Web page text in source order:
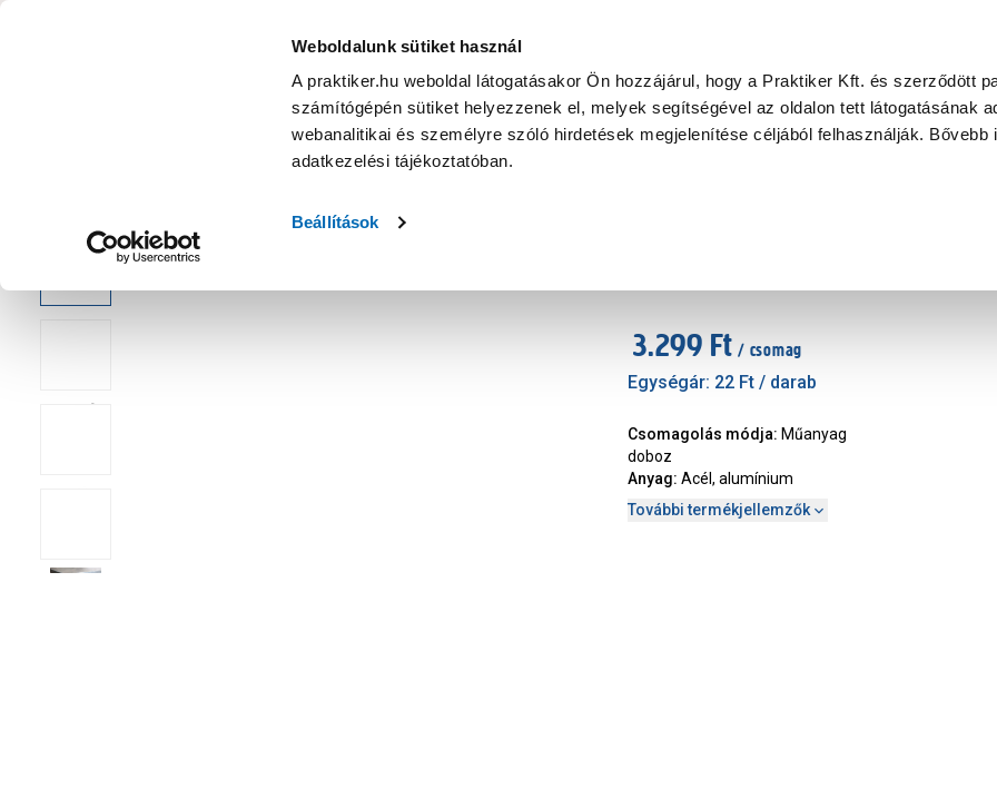
Weboldalunk sütiket használ
A praktiker.hu weboldal látogatásakor Ön hozzájárul, hogy a Praktiker Kft. és szerződött
számítógépén sütiket helyezzenek el, melyek segítségével az oldalon tett látogatásának
webanalitikai és személyre szóló hirdetések megjelenítése céljából felhasználják. Bővebb
adatkezelési tájékoztatóban.
Beállítások
KATEGÓRIÁK
Nyereményjáték Praktiker Professional Szakiajánló Ügyintézés és Információ
3.299 Ft / csomag
Egységár: 22 Ft / darab
Csomagolás módja: Műanyag
doboz
Anyag: Acél, alumínium
További termékjellemzők